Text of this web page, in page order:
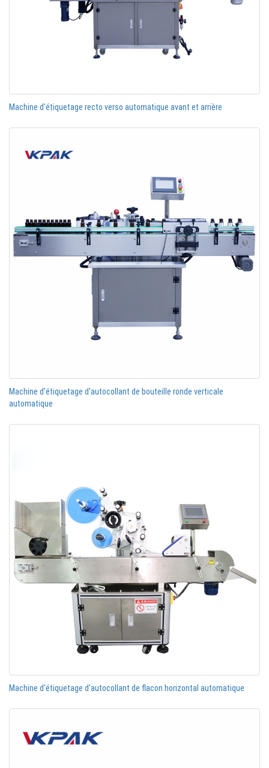
Machine d'étiquetage recto verso automatique avant et arrière
Machine d'étiquetage d'autocollant de bouteille ronde verticale
automatique
Machine d'étiquetage d'autocollant de flacon horizontal automatique